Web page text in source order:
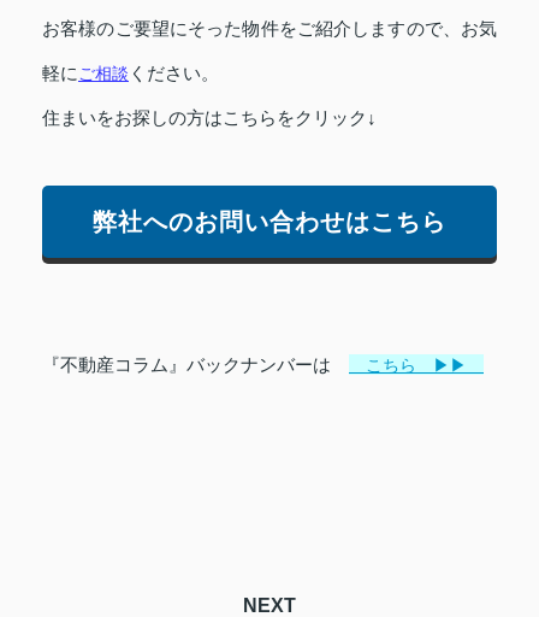
お客様のご要望にそった物件をご紹介しますので、お気
軽に ご相談 ください。
住まいをお探しの方はこちらをクリック↓
弊社へのお問い合わせはこちら
『不動産コラム』バックナンバーは こちら ▶▶
NEXT